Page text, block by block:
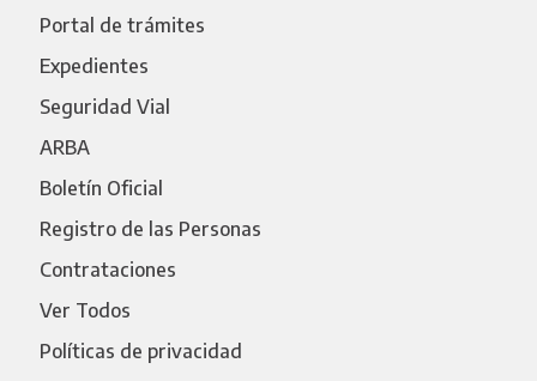
Portal de trámites
Expedientes
Seguridad Vial
ARBA
Boletín Oficial
Registro de las Personas
Contrataciones
Ver Todos
Políticas de privacidad